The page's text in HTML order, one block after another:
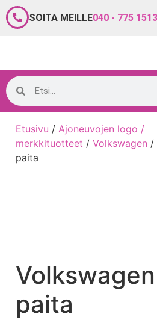
SOITA MEILLE040 - 775 1513
Etusivu / Ajoneuvojen logo /
merkkituotteet / Volkswagen /
paita
paita